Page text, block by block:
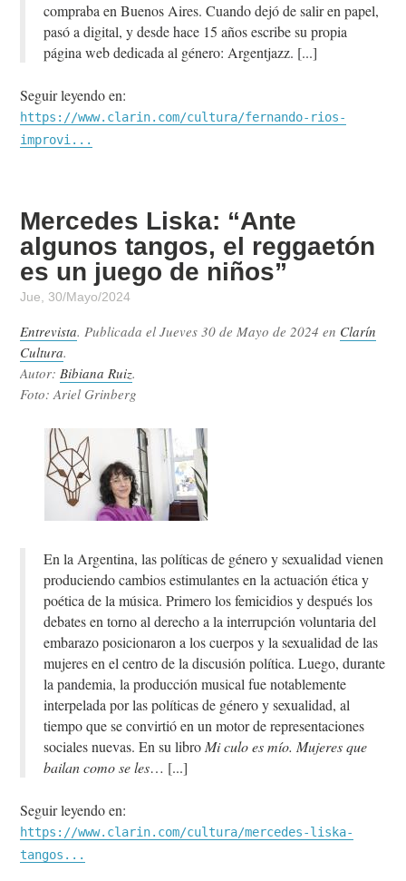
compraba en Buenos Aires. Cuando dejó de salir en papel,
pasó a digital, y desde hace 15 años escribe su propia
página web dedicada al género: Argentjazz.
Seguir leyendo en:
https://www.clarin.com/cultura/fernando-rios-
improvi...
Mercedes Liska: “Ante
algunos tangos, el reggaetón
es un juego de niños”
Jue, 30/Mayo/2024
Entrevista. Publicada elJueves 30 de Mayo de 2024 en Clarín
Cultura.
Autor:Bibiana Ruiz.
Foto: Ariel Grinberg
En la Argentina, las políticas de género y sexualidad vienen
produciendo cambios estimulantes en la actuación ética y
poética de la música. Primero los femicidios y después los
debates en torno al derecho a la interrupción voluntaria del
embarazo posicionaron a los cuerpos y la sexualidad de las
mujeres en el centro de la discusión política. Luego, durante
la pandemia, la producción musical fue notablemente
interpelada por las políticas de género y sexualidad, al
tiempo que se convirtió en un motor de representaciones
sociales nuevas. En su libro Mi culo es mío. Mujeres que
bailan como se les…
Seguir leyendo en:
https://www.clarin.com/cultura/mercedes-liska-
tangos...